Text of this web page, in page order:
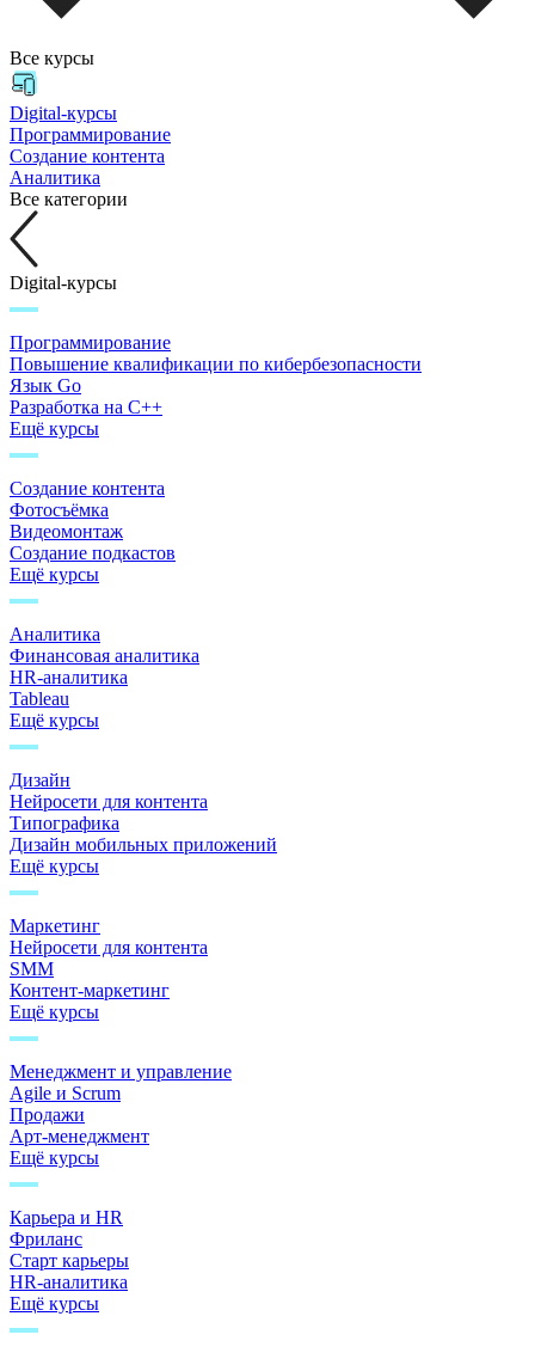
Все курсы
Digital-курсы
Программирование
Создание контента
Аналитика
Все категории
Digital-курсы
Программирование
Повышение квалификации по кибербезопасности
Язык Go
Разработка на C++
Ещё курсы
Создание контента
Фотосъёмка
Видеомонтаж
Создание подкастов
Ещё курсы
Аналитика
Финансовая аналитика
HR-аналитика
Tableau
Ещё курсы
Дизайн
Нейросети для контента
Типографика
Дизайн мобильных приложений
Ещё курсы
Маркетинг
Нейросети для контента
SMM
Контент-маркетинг
Ещё курсы
Менеджмент и управление
Agile и Scrum
Продажи
Арт-менеджмент
Ещё курсы
Карьера и HR
Фриланс
Старт карьеры
HR-аналитика
Ещё курсы